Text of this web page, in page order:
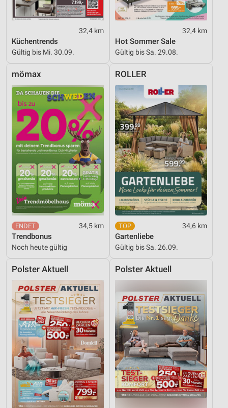
32,4 km
Küchentrends
Gültig bis Mi. 30.09.
32,4 km
Hot Sommer Sale
Gültig bis Sa. 29.08.
mömax
34,5 km
Trendbonus
Noch heute gültig
ROLLER
34,6 km
Gartenliebe
Gültig bis Sa. 26.09.
Polster Aktuell Polster Aktuell